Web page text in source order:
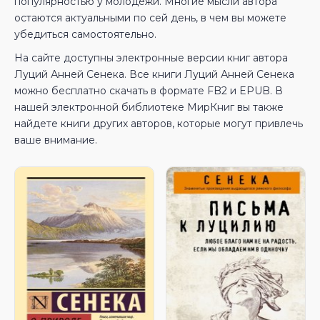
остаются актуальными по сей день, в чем вы можете
убедиться самостоятельно.
На сайте доступны электронные версии книг автора
Луций Анней Сенека. Все книги Луций Анней Сенека
можно бесплатно скачать в формате FB2 и EPUB. В
нашей электронной библиотеке МирКниг вы также
найдете книги других авторов, которые могут привлечь
ваше внимание.